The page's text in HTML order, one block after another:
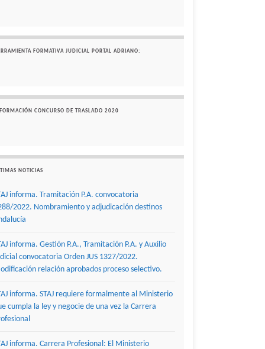
FORMATIVA JUDICIAL PORTAL ADRIANO:
CONCURSO DE TRASLADO 2020
NOTICIAS
informa. Tramitación P.A. convocatoria
2022. Nombramiento y adjudicación destinos
informa. Gestión P.A., Tramitación P.A. y Auxilio
convocatoria Orden JUS 1327/2022.
relación aprobados proceso selectivo.
informa. STAJ requiere formalmente al Ministerio
cumpla la ley y negocie de una vez la Carrera
informa. Carrera Profesional: El Ministerio